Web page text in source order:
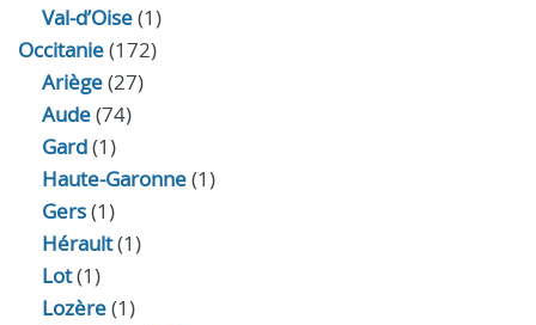
Val-d’Oise(1)
Occitanie(172)
Ariège(27)
Aude(74)
Gard(1)
Haute-Garonne(1)
Gers(1)
Hérault(1)
Lot(1)
Lozère(1)